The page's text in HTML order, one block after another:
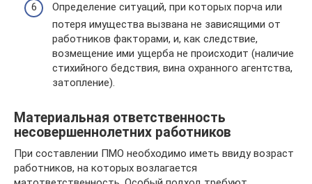
Определение ситуаций, при которых порча или
потеря имущества вызвана не зависящими от
работников факторами, и, как следствие,
возмещение ими ущерба не происходит (наличие
стихийного бедствия, вина охранного агентства,
затопление).
Материальная ответственность
несовершеннолетних работников
При составлении ПМО необходимо иметь ввиду возраст
работников, на которых возлагается